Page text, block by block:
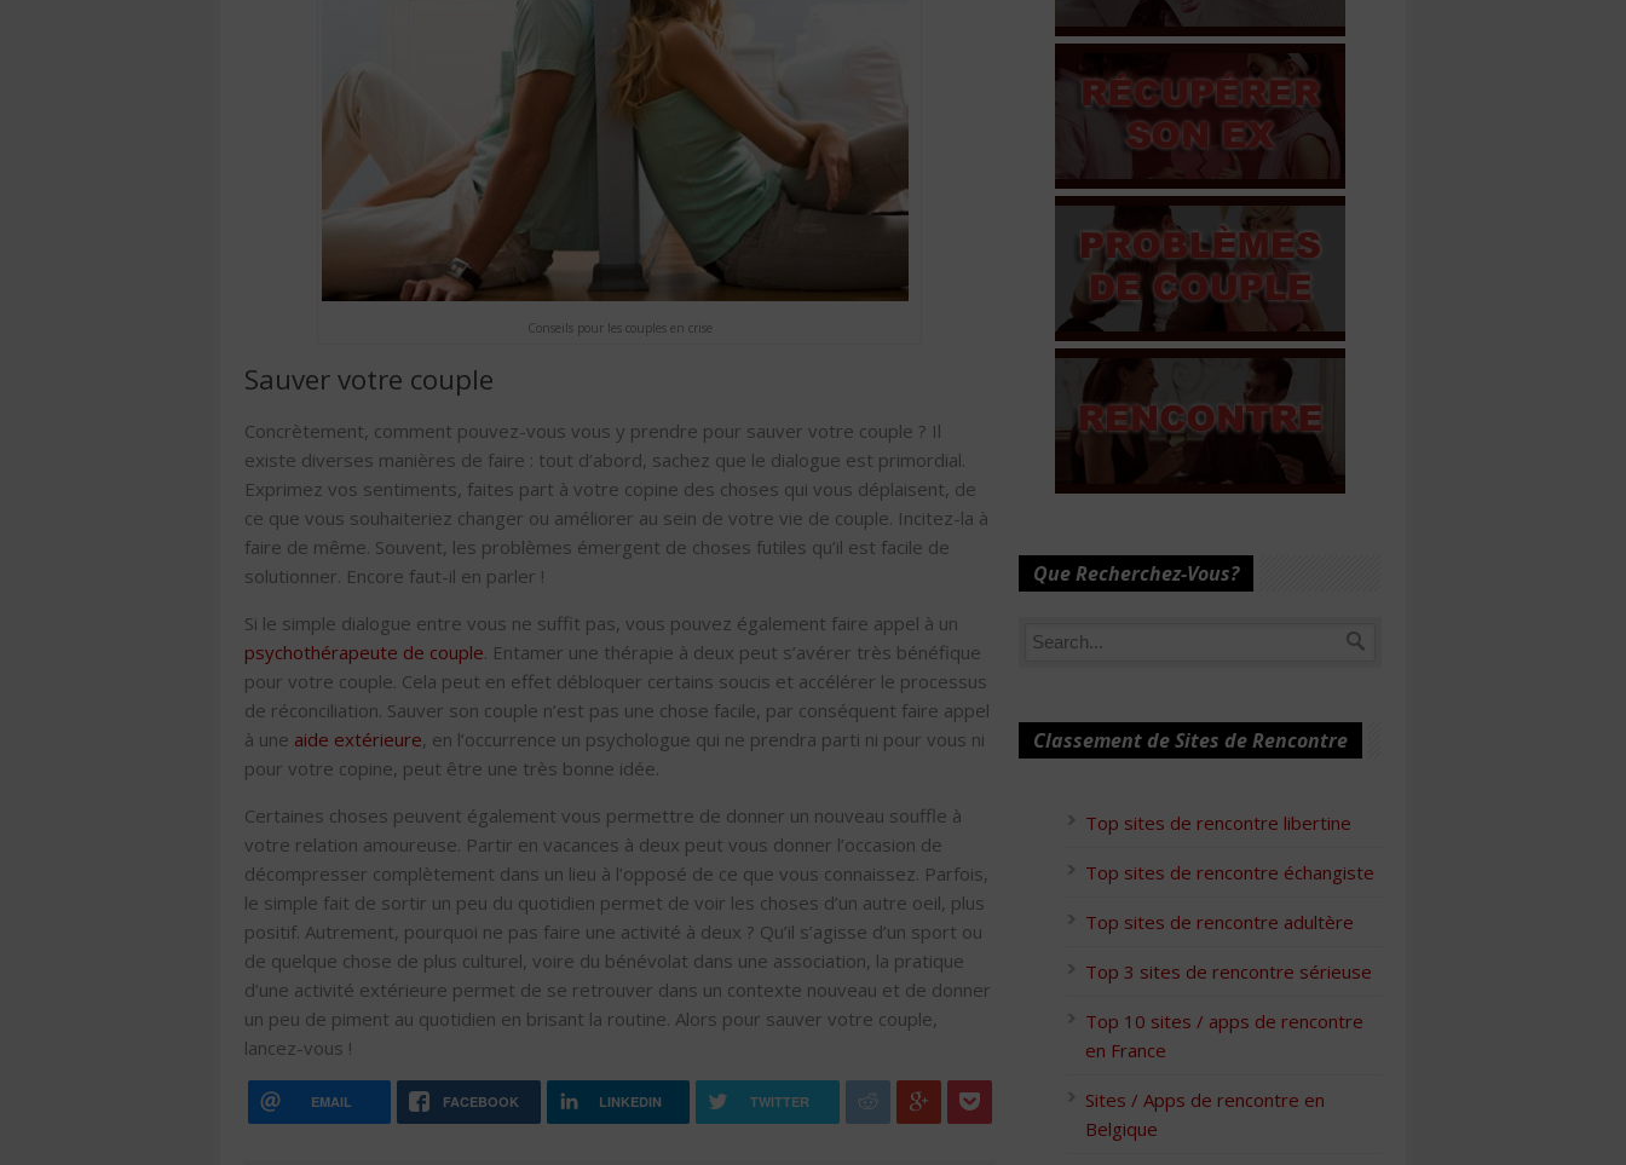
Conseils pour les couples en crise
Sauver votre couple
Concrètement, comment pouvez-vous vous y prendre pour sauver votre couple ? Il
existe diverses manières de faire : tout d’abord, sachez que le dialogue est primordial.
Exprimez vos sentiments, faites part à votre copine des choses qui vous déplaisent, de
ce que vous souhaiteriez changer ou améliorer au sein de votre vie de couple. Incitez-la à
faire de même. Souvent, les problèmes émergent de choses futiles qu’il est facile de
solutionner. Encore faut-il en parler !
Si le simple dialogue entre vous ne suffit pas, vous pouvez également faire appel à un
psychothérapeute de couple. Entamer une thérapie à deux peut s’avérer très bénéfique
pour votre couple. Cela peut en effet débloquer certains soucis et accélérer le processus
de réconciliation. Sauver son couple n’est pas une chose facile, par conséquent faire appel
à une aide extérieure, en l’occurrence un psychologue qui ne prendra parti ni pour vous ni
pour votre copine, peut être une très bonne idée.
Certaines choses peuvent également vous permettre de donner un nouveau souffle à
votre relation amoureuse. Partir en vacances à deux peut vous donner l’occasion de
décompresser complètement dans un lieu à l’opposé de ce que vous connaissez. Parfois,
le simple fait de sortir un peu du quotidien permet de voir les choses d’un autre oeil, plus
positif. Autrement, pourquoi ne pas faire une activité à deux ? Qu’il s’agisse d’un sport ou
de quelque chose de plus culturel, voire du bénévolat dans une association, la pratique
d’une activité extérieure permet de se retrouver dans un contexte nouveau et de donner
un peu de piment au quotidien en brisant la routine. Alors pour sauver votre couple,
lancez-vous !
EMAIL FACEBOOK LINKEDIN TWITTER
Que Recherchez-Vous?
Classement de Sites de Rencontre
Top sites de rencontre libertine
Top sites de rencontre échangiste
Top sites de rencontre adultère
Top 3 sites de rencontre sérieuse
Top 10 sites / apps de rencontre
en France
Sites / Apps de rencontre en
Belgique